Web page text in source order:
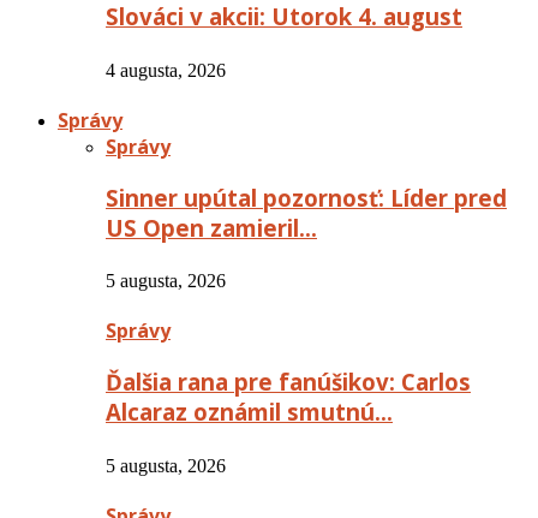
Slováci v akcii: Utorok 4. august
4 augusta, 2026
Správy
Správy
Sinner upútal pozornosť: Líder pred
US Open zamieril…
5 augusta, 2026
Správy
Ďalšia rana pre fanúšikov: Carlos
Alcaraz oznámil smutnú…
5 augusta, 2026